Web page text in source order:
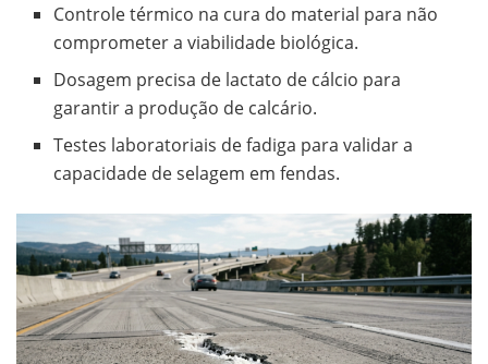
Controle térmico na cura do material para não
comprometer a viabilidade biológica.
Dosagem precisa de lactato de cálcio para
garantir a produção de calcário.
Testes laboratoriais de fadiga para validar a
capacidade de selagem em fendas.